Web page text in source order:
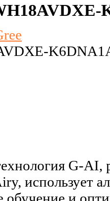
G-AI,
использует